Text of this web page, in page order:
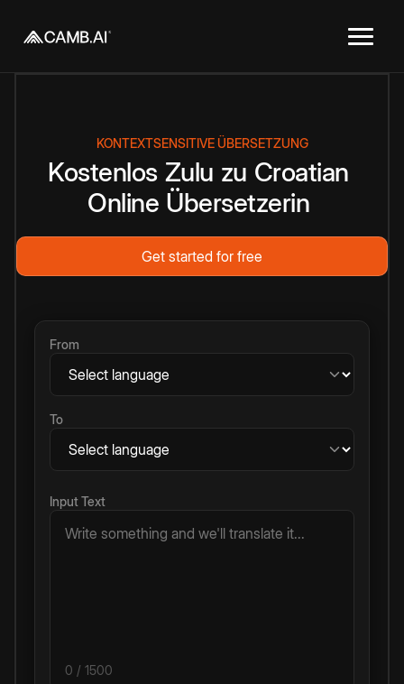
KONTEXTSENSITIVE ÜBERSETZUNG
Kostenlos Zulu zu Croatian
Online Übersetzerin
Get started for free
From
To
Input Text
0 / 1500